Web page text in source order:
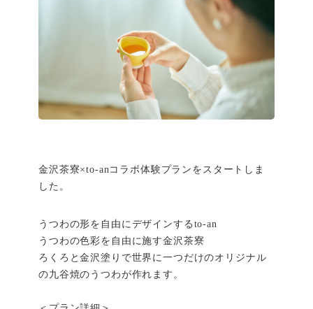
金沢茶寮×to-anコラボ体験プランをスタートしま
した。
うつわの形を自由にデザインするto-an
うつわの色彩を自由に施す金沢茶寮
ろくろと金沢塗りで世界に一つだけのオリジナル
の九谷焼のうつわが作れます。